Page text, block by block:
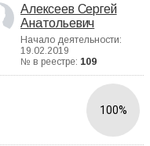
Алексеев Сергей
Анатольевич
Начало деятельности:
19.02.2019
№ в реестре: 109
100%